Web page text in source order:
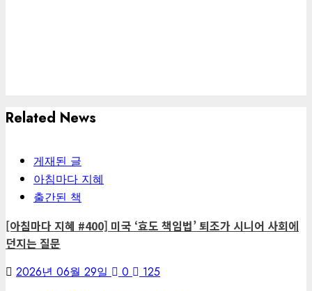
Related News
게재된 글
아침마다 지혜
출간된 책
[아침마다 지혜 #400] 미국 ‘효도 책임법’ 퇴조가 시니어 사회에
던지는 질문
2026년 06월 29일 0
125